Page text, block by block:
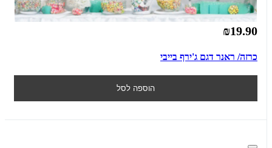
₪19.90
כרזה/ ראנר דגם ג'ירף בייבי
הוספה לסל